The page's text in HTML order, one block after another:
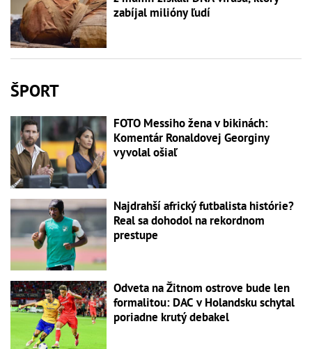
zabíjal milióny ľudí
ŠPORT
FOTO Messiho žena v bikinách:
Komentár Ronaldovej Georginy
vyvolal ošiaľ
Najdrahší africký futbalista histórie?
Real sa dohodol na rekordnom
prestupe
Odveta na Žitnom ostrove bude len
formalitou: DAC v Holandsku schytal
poriadne krutý debakel